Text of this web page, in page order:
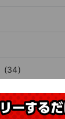
(34)
（アイ